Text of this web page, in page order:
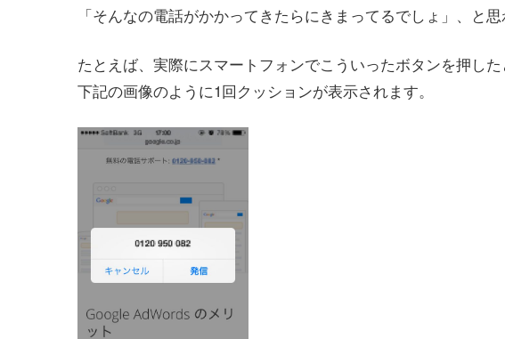
「そんなの電話がかかってきたらにきまってるでしょ」、と
たとえば、実際にスマートフォンでこういったボタンを押した
下記の画像のように1回クッションが表示されます。